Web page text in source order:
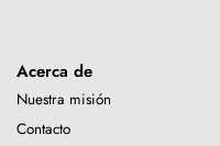
Acerca de
Nuestra misión
Contacto